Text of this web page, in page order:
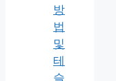
방
법
및
테
슬